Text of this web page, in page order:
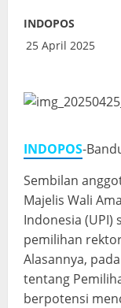
INDOPOS
25 April 2025
INDOPOS-
Sembilan
Majelis Wali
Indonesia
pemilihan
Alasannya,
tentang
berpotensi